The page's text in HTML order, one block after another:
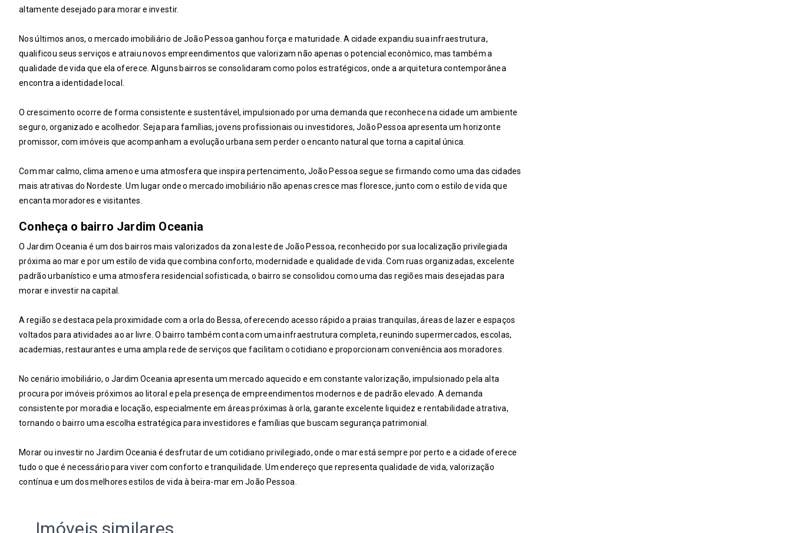
altamente desejado para morar e investir.
Nos últimos anos, o mercado imobiliário de João Pessoa ganhou força e maturidade. A cidade expandiu sua infraestrutura,
qualificou seus serviços e atraiu novos empreendimentos que valorizam não apenas o potencial econômico, mas também a
qualidade de vida que ela oferece. Alguns bairros se consolidaram como polos estratégicos, onde a arquitetura contemporânea
encontra a identidade local.
O crescimento ocorre de forma consistente e sustentável, impulsionado por uma demanda que reconhece na cidade um ambiente
seguro, organizado e acolhedor. Seja para famílias, jovens profissionais ou investidores, João Pessoa apresenta um horizonte
promissor, com imóveis que acompanham a evolução urbana sem perder o encanto natural que torna a capital única.
Com mar calmo, clima ameno e uma atmosfera que inspira pertencimento, João Pessoa segue se firmando como uma das cidades
mais atrativas do Nordeste. Um lugar onde o mercado imobiliário não apenas cresce mas floresce, junto com o estilo de vida que
encanta moradores e visitantes.
Conheça o bairro Jardim Oceania
O Jardim Oceania é um dos bairros mais valorizados da zona leste de João Pessoa, reconhecido por sua localização privilegiada
próxima ao mar e por um estilo de vida que combina conforto, modernidade e qualidade de vida. Com ruas organizadas, excelente
padrão urbanístico e uma atmosfera residencial sofisticada, o bairro se consolidou como uma das regiões mais desejadas para
morar e investir na capital.
A região se destaca pela proximidade com a orla do Bessa, oferecendo acesso rápido a praias tranquilas, áreas de lazer e espaços
voltados para atividades ao ar livre. O bairro também conta com uma infraestrutura completa, reunindo supermercados, escolas,
academias, restaurantes e uma ampla rede de serviços que facilitam o cotidiano e proporcionam conveniência aos moradores.
No cenário imobiliário, o Jardim Oceania apresenta um mercado aquecido e em constante valorização, impulsionado pela alta
procura por imóveis próximos ao litoral e pela presença de empreendimentos modernos e de padrão elevado. A demanda
consistente por moradia e locação, especialmente em áreas próximas à orla, garante excelente liquidez e rentabilidade atrativa,
tornando o bairro uma escolha estratégica para investidores e famílias que buscam segurança patrimonial.
Morar ou investir no Jardim Oceania é desfrutar de um cotidiano privilegiado, onde o mar está sempre por perto e a cidade oferece
tudo o que é necessário para viver com conforto e tranquilidade. Um endereço que representa qualidade de vida, valorização
contínua e um dos melhores estilos de vida à beira-mar em João Pessoa.
Imóveis similares